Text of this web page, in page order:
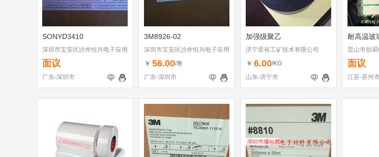
SONYD3410
深圳市宝安区沙井恒兴电子应用
材料行
面议
广东-深圳市
3M8926-02
深圳市宝安区沙井恒兴电子应用
材料行
￥ 56.00/卷
广东-深圳市
加强级聚乙
济宁星裕工矿技术有限公司
￥ 6.00/KG
山东-济宁市
耐高温玻
昆山市创
面议
江苏-苏州